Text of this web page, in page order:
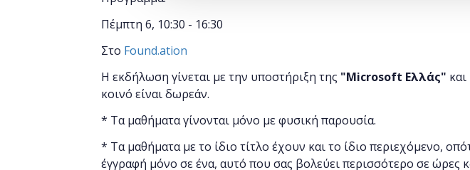
Πέμπτη 6, 10:30 - 16:30
Στο Found.ation
Η εκδήλωση γίνεται με την υποστήριξη της "Microsoft Ελλάς" και
κοινό είναι δωρεάν.
* Τα μαθήματα γίνονται μόνο με φυσική παρουσία.
* Τα μαθήματα με το ίδιο τίτλο έχουν και το ίδιο περιεχόμενο,
έγγραφή μόνο σε ένα, αυτό που σας βολεύει περισσότερο σε ώρες